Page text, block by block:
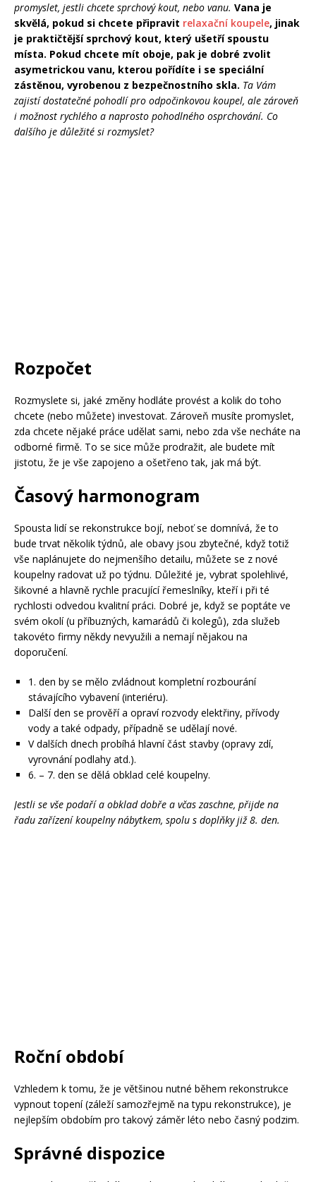
promyslet, jestli chcete sprchový kout, nebo vanu. Vana je
skvělá, pokud si chcete připravit relaxační koupele, jinak
je praktičtější sprchový kout, který ušetří spoustu
místa. Pokud chcete mít oboje, pak je dobré zvolit
asymetrickou vanu, kterou pořídíte i se speciální
zástěnou, vyrobenou z bezpečnostního skla. Ta Vám
zajistí dostatečné pohodlí pro odpočinkovou koupel, ale zároveň
i možnost rychlého a naprosto pohodlného osprchování. Co
dalšího je důležité si rozmyslet?
Rozpočet
Rozmyslete si, jaké změny hodláte provést a kolik do toho
chcete (nebo můžete) investovat. Zároveň musíte promyslet,
zda chcete nějaké práce udělat sami, nebo zda vše necháte na
odborné firmě. To se sice může prodražit, ale budete mít
jistotu, že je vše zapojeno a ošetřeno tak, jak má být.
Časový harmonogram
Spousta lidí se rekonstrukce bojí, neboť se domnívá, že to
bude trvat několik týdnů, ale obavy jsou zbytečné, když totiž
vše naplánujete do nejmenšího detailu, můžete se z nové
koupelny radovat už po týdnu. Důležité je, vybrat spolehlivé,
šikovné a hlavně rychle pracující řemeslníky, kteří i při té
rychlosti odvedou kvalitní práci. Dobré je, když se poptáte ve
svém okolí (u příbuzných, kamarádů či kolegů), zda služeb
takovéto firmy někdy nevyužili a nemají nějakou na
doporučení.
1. den by se mělo zvládnout kompletní rozbourání
stávajícího vybavení (interiéru).
Další den se prověří a opraví rozvody elektřiny, přívody
vody a také odpady, případně se udělají nové.
V dalších dnech probíhá hlavní část stavby (opravy zdí,
vyrovnání podlahy atd.).
6. – 7. den se dělá obklad celé koupelny.
Jestli se vše podaří a obklad dobře a včas zaschne, přijde na
řadu zařízení koupelny nábytkem, spolu s doplňky již 8. den.
Roční období
Vzhledem k tomu, že je většinou nutné během rekonstrukce
vypnout topení (záleží samozřejmě na typu rekonstrukce), je
nejlepším obdobím pro takový záměr léto nebo časný podzim.
Správné dispozice